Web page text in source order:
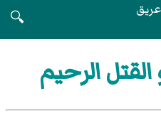
عريق
🔍
الرحيم